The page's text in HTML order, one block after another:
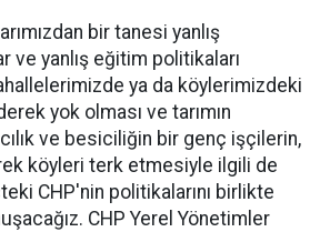
bir tanesi yanlış
ve yanlış eğitim politikaları
ya da köylerimizdeki
yok olması ve tarımın
ve besiciliğin bir genç işçilerin,
köyleri terk etmesiyle ilgili de
CHP'nin politikalarını birlikte
CHP Yerel Yönetimler